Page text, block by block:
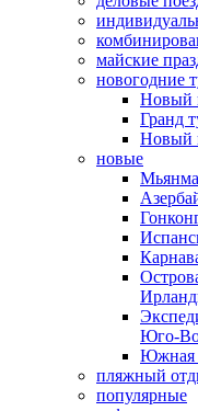
майские
новогодние
Новый
Гранд
Новый
новые
Мьянма
Юго-
Южная
пляжный
популярные